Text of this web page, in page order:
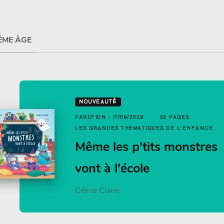
ÂGE
L'ENFANCE
: 05/02/2025
32 PAGES
GRANDES THÉMATIQUES DE L'ENFANCE
Feuillu
Hedon
NOUVEAUTÉ
PARUTION : 17/06/2026
32 PAGES
LES GRANDES THÉMATIQUES DE L'ENFANCE
Même les p'tits monstres
vont à l'école
Céline Claire